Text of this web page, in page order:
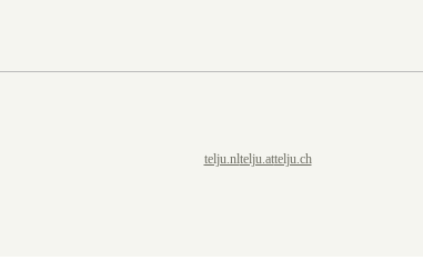
telju.nltelju.attelju.ch